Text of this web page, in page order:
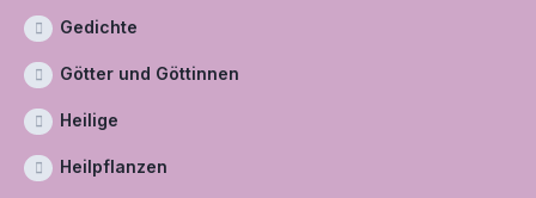
Gedichte
Götter und Göttinnen
Heilige
Heilpflanzen